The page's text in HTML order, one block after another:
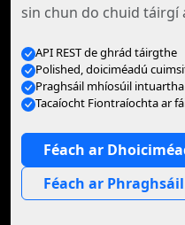
sin chun do chuid táirgí
API REST de ghrád táirgthe
Polished, doiciméadú
Praghsáil mhíosúil intuartha
Tacaíocht Fiontraíochta ar
Féach ar
Féach ar Phraghsáil